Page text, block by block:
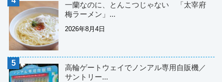
一蘭なのに、とんこつじゃない 「太宰府
梅ラーメン」...
2026年8月4日
高輪ゲートウェイでノンアル専用自販機／
サントリー...